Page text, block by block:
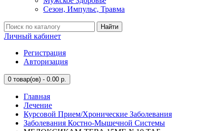
Сезон, Импульс, Травма
Найти
Личный кабинет
Регистрация
Авторизация
0 товар(ов) - 0.00 р.
Главная
Лечение
Курсовой Прием/Хронические Заболевания
Заболевания Костно-Мышечной Системы